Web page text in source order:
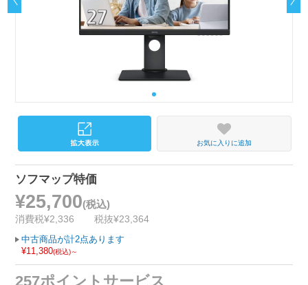
お気に入りに追加
ソフマップ特価
¥25,700(税込)
消費税¥2,336 税抜¥23,364
中古商品が計2点あります
¥11,380(税込)～
257ポイントサービス